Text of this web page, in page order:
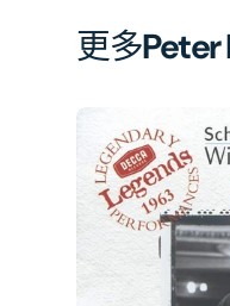
更多Peter